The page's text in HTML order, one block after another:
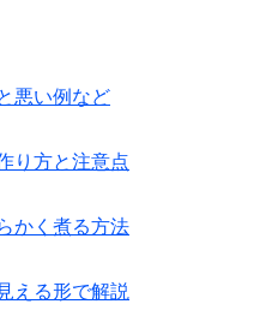
悪い例など
り方と注意点
かく煮る方法
える形で解説